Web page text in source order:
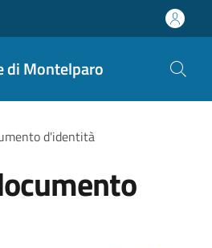
di Montelparo
d'identità